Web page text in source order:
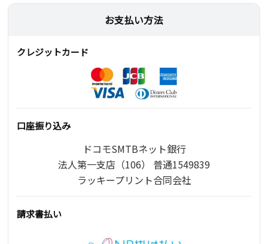
お支払い方法
クレジットカード
口座振り込み
ドコモSMTBネット銀行
法人第一支店（106） 普通1549839
ラッキープリント合同会社
請求書払い